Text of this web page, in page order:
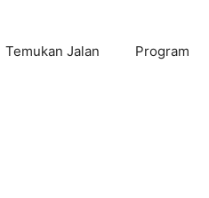
Temukan Jalan Program